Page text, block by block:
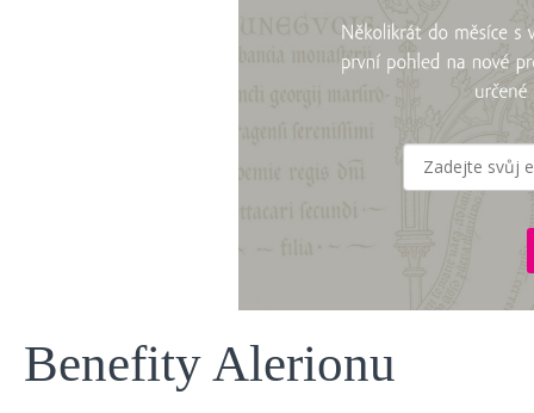
Benefity Alerionu